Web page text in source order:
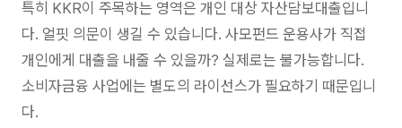
특히 KKR이 주목하는 영역은 개인 대상 자산담보대출입니
다. 얼핏 의문이 생길 수 있습니다. 사모펀드 운용사가 직접
개인에게 대출을 내줄 수 있을까? 실제로는 불가능합니다.
소비자금융 사업에는 별도의 라이선스가 필요하기 때문입니
다.